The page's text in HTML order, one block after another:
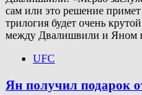
сам или это решение
трилогия будет очень
между Двалишвили и Яном
UFC
Ян получил подарок